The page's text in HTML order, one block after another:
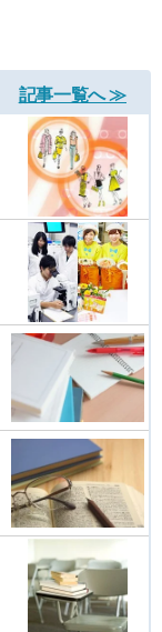
記事一覧へ ≫